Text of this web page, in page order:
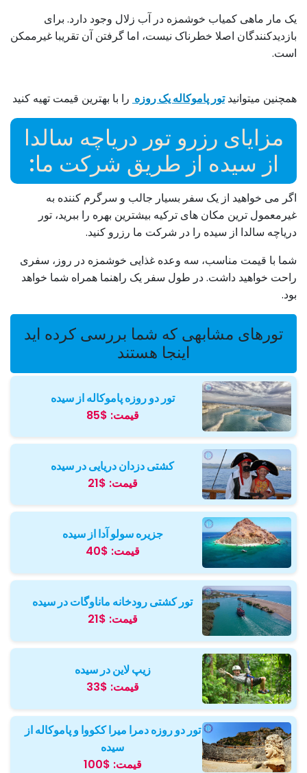
یک مار ماهی کمیاب خوشمزه در آب زلال وجود دارد. برای
بازدیدکنندگان اصلا خطرناک نیست، اما گرفتن آن تقریبا غیرممکن
است.
همچنین میتوانیدتور پاموکاله یک روزه را با بهترین قیمت تهیه کنید
مزایای رزرو تور دریاچه سالدا
از سیده از طریق شرکت ما:
اگر می خواهید از یک سفر بسیار جالب و سرگرم کننده به
غیرمعمول ترین مکان های ترکیه بیشترین بهره را ببرید، تور
دریاچه سالدا از سیده را در شرکت ما رزرو کنید.
شما با قیمت مناسب، سه وعده غذایی خوشمزه در روز، سفری
راحت خواهید داشت. در طول سفر یک راهنما همراه شما خواهد
بود.
تورهای مشابهی که شما بررسی کرده اید
اینجا هستند
تور دو روزه پاموکاله از سیده
قیمت: $85
کشتی دزدان دریایی در سیده
قیمت: $21
جزیره سولو آدا از سیده
قیمت: $40
تور کشتی رودخانه ماناوگات در سیده
قیمت: $21
زیپ لاین در سیده
قیمت: $33
تور دو روزه دمرا میرا ککووا و پاموکاله از
سیده
قیمت: $100